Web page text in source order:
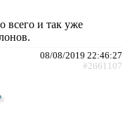
всего и так уже
08/08/2019 22:46:27
#2661107